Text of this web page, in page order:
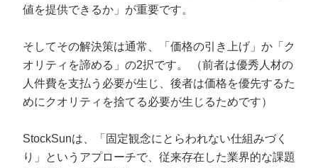
値を提供できるか」が重要です。
そしてその解決策は通常、「価格の引き上げ」か「ク
オリティを諦める」の2択です。 （前者は優秀人材の
人件費を支払う必要が生じ、後者は価格を優先するた
めにクオリティを捨てる必要が生じるためです）
StockSunは、「固定観念にとらわれない仕組みづく
り」というアプローチで、従来存在した業界的な課題